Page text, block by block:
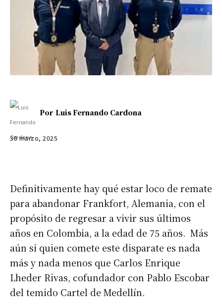
Por Luis Fernando Cardona
30 marzo, 2025
Definitivamente hay qué estar loco de remate
para abandonar Frankfort, Alemania, con el
propósito de regresar a vivir sus últimos
años en Colombia, a la edad de 75 años. Más
aún si quien comete este disparate es nada
más y nada menos que Carlos Enrique
Lheder Rivas, cofundador con Pablo Escobar
del temido Cartel de Medellín.